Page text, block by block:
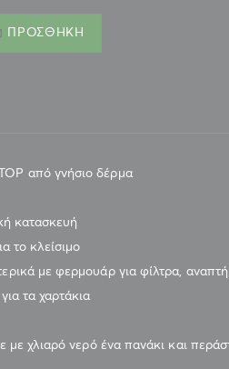
OVER TOP ΜΑΥΡΗ 10033ZM
ΠΡΟΣΘΉΚΗ
από γνήσιο δέρμα
κατασκευή
το κλείσιμο
με φερμουάρ για φίλτρα,
τα χαρτάκια
με χλιαρό νερό ένα πανάκι και